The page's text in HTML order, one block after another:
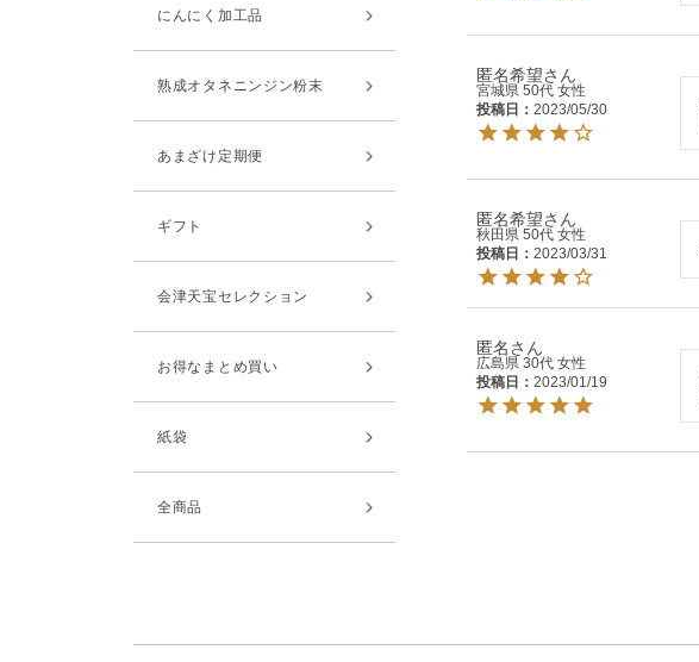
にんにく加工品
熟成オタネニンジン粉末
あまざけ定期便
ギフト
会津天宝セレクション
お得なまとめ買い
紙袋
全商品
匿名希望
宮城県 50代 女性
投稿日
2023/05/30
匿名希望
秋田県 50代 女性
投稿日
2023/03/31
匿名
広島県 30代 女性
投稿日
2023/01/19